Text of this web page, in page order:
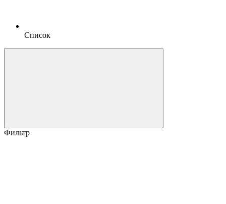
Список
Фильтр